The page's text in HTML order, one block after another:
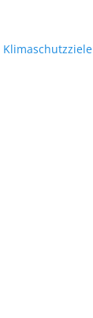
Klimaschutzziele